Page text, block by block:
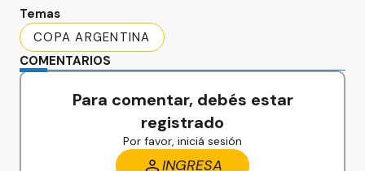
Temas
COPA ARGENTINA
COMENTARIOS
Para comentar, debés estar
registrado
Por favor, iniciá sesión
INGRESA